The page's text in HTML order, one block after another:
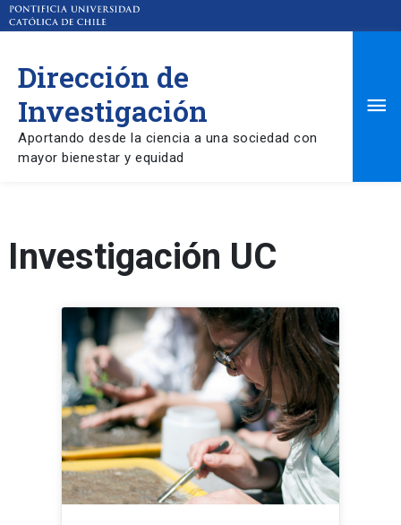
Dirección de
Investigación
Aportando desde la ciencia a una sociedad con
mayor bienestar y equidad
Investigación UC